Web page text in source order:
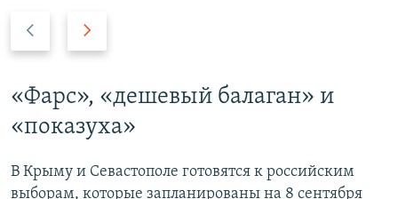
д
д
щ
д
ю
и
«Фарс», «дешевый балаган» и
«показуха»
В Крыму и Севастополе готовятся к российским
выборам, которые запланированы на 8 сентября